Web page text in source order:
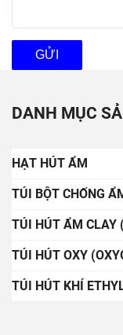
GỬI
DANH MỤC
HẠT HÚT ẨM
TÚI BỘT CHỐNG
TÚI HÚT ẨM CLAY
TÚI HÚT OXY
TÚI HÚT KHÍ